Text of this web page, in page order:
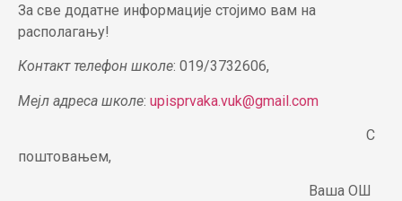
За све додатне информације стојимо вам на
располагању!
Контакт телефон школе: 019/3732606,
Мејл адреса школе: upisprvaka.vuk@gmail.com
С
поштовањем,
Ваша ОШ